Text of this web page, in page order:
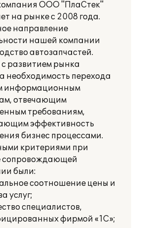
ООО "ПлаСтек"
на рынке с 2008 года.
направление
нашей компании
автозапчастей.
с развитием рынка
необходимость перехода
информационным
отвечающим
требованиям,
эффективность
бизнес процессами.
критериями при
сопровождающей
были:
соотношение цены и
услуг;
специалистов,
фирмой «1С»;